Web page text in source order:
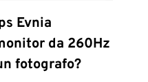
Evnia
da 260Hz
fotografo?